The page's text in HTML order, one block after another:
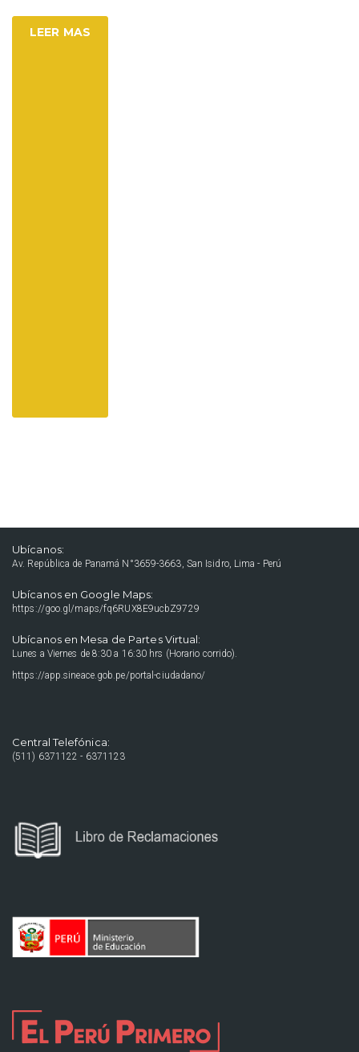
LEER MAS
Ubícanos:
Av. República de Panamá N°3659-3663, San Isidro, Lima - Perú
Ubícanos en Google Maps:
https://goo.gl/maps/fq6RUX8E9ucbZ9729
Ubícanos en Mesa de Partes Virtual:
Lunes a Viernes de 8:30 a 16:30 hrs (Horario corrido).
https://app.sineace.gob.pe/portal-ciudadano/
Central Telefónica:
(511) 6371122 - 6371123